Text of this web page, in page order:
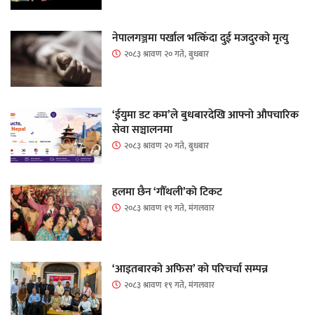
नेपालगञ्जमा पर्खाल भत्किँदा दुई मजदुरको मृत्यु
२०८३ श्रावण २० गते, बुधबार
‘ईयुमा डट कम’ले बुधबारदेखि आफ्नो औपचारिक
सेवा सञ्चालनमा
२०८३ श्रावण २० गते, बुधबार
हलमा छैन ‘गौँथली’को टिकट
२०८३ श्रावण १९ गते, मंगलवार
‘आइतबारको अफिस’ को परिचर्चा सम्पन्न
२०८३ श्रावण १९ गते, मंगलवार